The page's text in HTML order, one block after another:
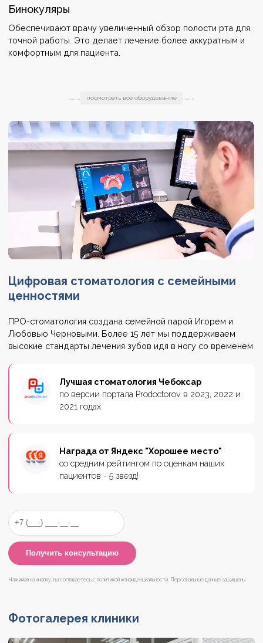
Бинокуляры
Обеспечивают врачу увеличенный обзор полости рта для
точной работы. Это делает лечение более аккуратным и
комфортным для пациента.
посмотреть всё оборудование
Цифровая стоматология с семейными
ценностями
ПРО-стоматология создана семейной парой Игорем и
Любовью Черновыми. Более 15 лет мы поддерживаем
высокие стандарты лечения зубов идя в ногу со временем
Лучшая стоматология Чебоксар
по версии портала Prodoctorov в 2023, 2022 и
2021 годах
Награда от Яндекс "Хорошее место"
со средним рейтингом по оценкам наших
пациентов - 5 звезд!
Нажимая на кнопку, вы соглашаетесь сполитикой конфиденциальности. Персональные данные защищены
Фотогалерея клиники